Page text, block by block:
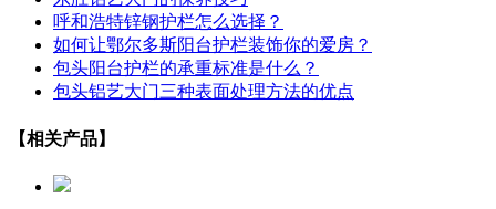
呼和浩特锌钢护栏怎么选择？
如何让鄂尔多斯阳台护栏装饰你的爱房？
包头阳台护栏的承重标准是什么？
包头铝艺大门三种表面处理方法的优点
【相关产品】